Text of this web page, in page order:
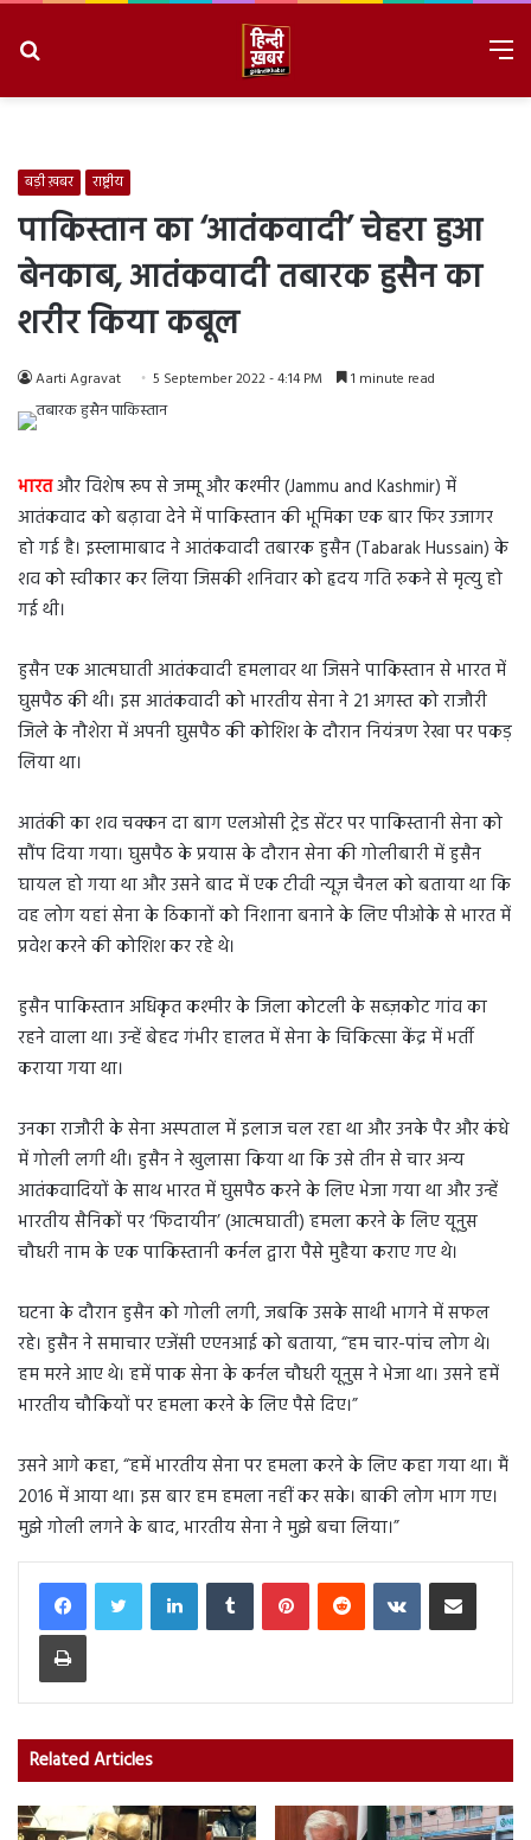
बड़ी ख़बर राष्ट्रीय
पाकिस्तान का ‘आतंकवादी’ चेहरा हुआ
बेनकाब, आतंकवादी तबारक हुसैन का
शरीर किया कबूल
Aarti Agravat 5 September 2022 - 4:14 PM 1 minute read
भारतऔर विशेष रूप से जम्मू और कश्मीर (Jammu and Kashmir) में
आतंकवाद को बढ़ावा देने में पाकिस्तान की भूमिका एक बार फिर उजागर
हो गई है। इस्लामाबाद ने आतंकवादी तबारक हुसैन (Tabarak Hussain) के
शव को स्वीकार कर लिया जिसकी शनिवार को हृदय गति रुकने से मृत्यु हो
गई थी।
हुसैन एक आत्मघाती आतंकवादी हमलावर था जिसने पाकिस्तान से भारत में
घुसपैठ की थी। इस आतंकवादी को भारतीय सेना ने 21 अगस्त को राजौरी
जिले के नौशेरा में अपनी घुसपैठ की कोशिश के दौरान नियंत्रण रेखा पर पकड़
लिया था।
आतंकी का शव चक्कन दा बाग एलओसी ट्रेड सेंटर पर पाकिस्तानी सेना को
सौंप दिया गया। घुसपैठ के प्रयास के दौरान सेना की गोलीबारी में हुसैन
घायल हो गया था और उसने बाद में एक टीवी न्यूज़ चैनल को बताया था कि
वह लोग यहां सेना के ठिकानों को निशाना बनाने के लिए पीओके से भारत में
प्रवेश करने की कोशिश कर रहे थे।
हुसैन पाकिस्तान अधिकृत कश्मीर के जिला कोटली के सब्ज़कोट गांव का
रहने वाला था। उन्हें बेहद गंभीर हालत में सेना के चिकित्सा केंद्र में भर्ती
कराया गया था।
उनका राजौरी के सेना अस्पताल में इलाज चल रहा था और उनके पैर और कंधे
में गोली लगी थी। हुसैन ने खुलासा किया था कि उसे तीन से चार अन्य
आतंकवादियों के साथ भारत में घुसपैठ करने के लिए भेजा गया था और उन्हें
भारतीय सैनिकों पर ‘फिदायीन’ (आत्मघाती) हमला करने के लिए यूनुस
चौधरी नाम के एक पाकिस्तानी कर्नल द्वारा पैसे मुहैया कराए गए थे।
घटना के दौरान हुसैन को गोली लगी, जबकि उसके साथी भागने में सफल
रहे। हुसैन ने समाचार एजेंसी एएनआई को बताया, “हम चार-पांच लोग थे।
हम मरने आए थे। हमें पाक सेना के कर्नल चौधरी यूनुस ने भेजा था। उसने हमें
भारतीय चौकियों पर हमला करने के लिए पैसे दिए।”
उसने आगे कहा, “हमें भारतीय सेना पर हमला करने के लिए कहा गया था। मैं
2016 में आया था। इस बार हम हमला नहीं कर सके। बाकी लोग भाग गए।
मुझे गोली लगने के बाद, भारतीय सेना ने मुझे बचा लिया।”
LinkedInTumblr PinterestReddit VKontakteShare via Email
Print
Related Articles